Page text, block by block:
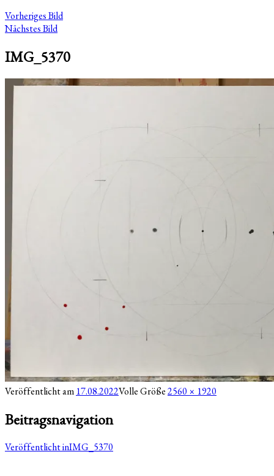
Vorheriges Bild
Nächstes Bild
IMG_5370
Veröffentlicht am 17.08.2022Volle Größe2560 × 1920
Beitragsnavigation
Veröffentlicht inIMG_5370